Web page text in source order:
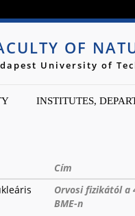
OF
University of
INSTITUTES,
Cím
Orvosi fizikától a
BME-n